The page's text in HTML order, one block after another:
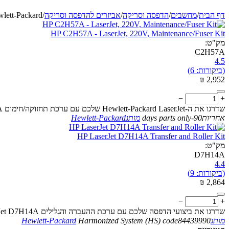
דף הבית/מחשבים/הדפסה וסריקה/אביזרים להדפסה וסריקה/
Packard
HP C2H57A - LaserJet, 220V, Maintenance/Fuser Kit
מק"ט:
C2H57A
4.5
(ביקורות: 6)
₪ 2,952
+
−
שדרגו את ה-Hewlett-Packard LaserJet שלכם עם ערכת תחזוקה/חימום C2H57A, להבטחת ביצועים אופטימליים ואורך חיים ממושך של המדפסת
אחריות90-days parts only מותגHewlett-Packard
HP LaserJet D7H14A Transfer and Roller Kit
מק"ט:
D7H14A
4.4
(ביקורות: 9)
₪ 2,864
+
−
שדרגו את ביצועי הדפסה שלכם עם ערכת ההעברה והגלילים HP LaserJet D7H14A, המעוצבת לאמינות ואיכות שארוכות טווח
מותג
Hewlett-Packard Harmonized System (HS) code84439990